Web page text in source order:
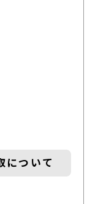
について